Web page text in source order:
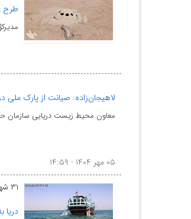
طرح
لاهیجان‌زاده: صیانت از پارک ملی
معاون محیط زیست دریایی سازمان
۰۵ مهر ۱۴۰۴ - ۱۴:۵۹
۳۱ شهریور ۱۴۰۴ - ۹:۱۰
دریا